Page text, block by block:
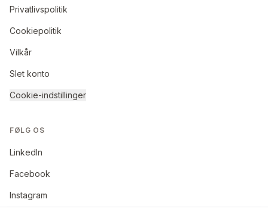
Privatlivspolitik
Cookiepolitik
Vilkår
Slet konto
Cookie-indstillinger
FØLG OS
LinkedIn
Facebook
Instagram